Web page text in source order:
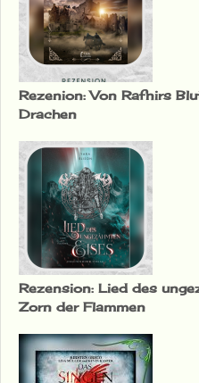
Rezenion: Von Rafnirs
Drachen
Rezension: Lied des
Zorn der Flammen